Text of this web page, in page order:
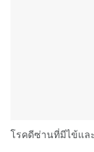
โรคดีซ่านที่มีไข้และ